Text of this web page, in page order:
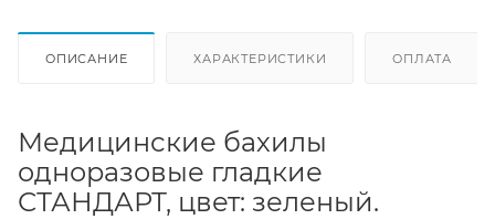
ОПИСАНИЕ ХАРАКТЕРИСТИКИ ОПЛАТА
Медицинские бахилы
одноразовые гладкие
СТАНДАРТ, цвет: зеленый.